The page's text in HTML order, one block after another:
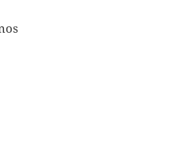
con boniatos